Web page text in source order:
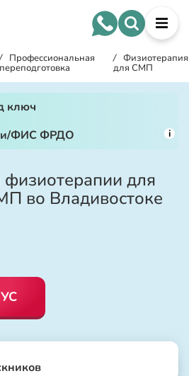
/ Профессиональная
переподготовка
/ Физиотерапия
для СМП
ключ
ФИС ФРДО
i
физиотерапии для
во Владивостоке